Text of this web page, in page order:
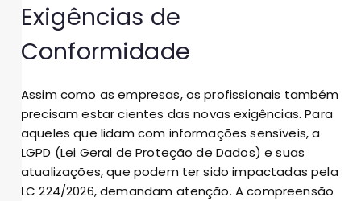
Exigências de
Conformidade
Assim como as empresas, os profissionais também
precisam estar cientes das novas exigências. Para
aqueles que lidam com informações sensíveis, a
LGPD (Lei Geral de Proteção de Dados) e suas
atualizações, que podem ter sido impactadas pela
LC 224/2026, demandam atenção. A compreensão